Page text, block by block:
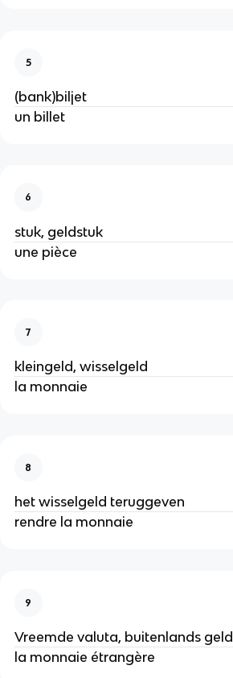
5
(bank)biljet
un billet
6
stuk, geldstuk
une pièce
7
kleingeld, wisselgeld
la monnaie
8
het wisselgeld teruggeven
rendre la monnaie
9
Vreemde valuta, buitenlands geld
la monnaie étrangère